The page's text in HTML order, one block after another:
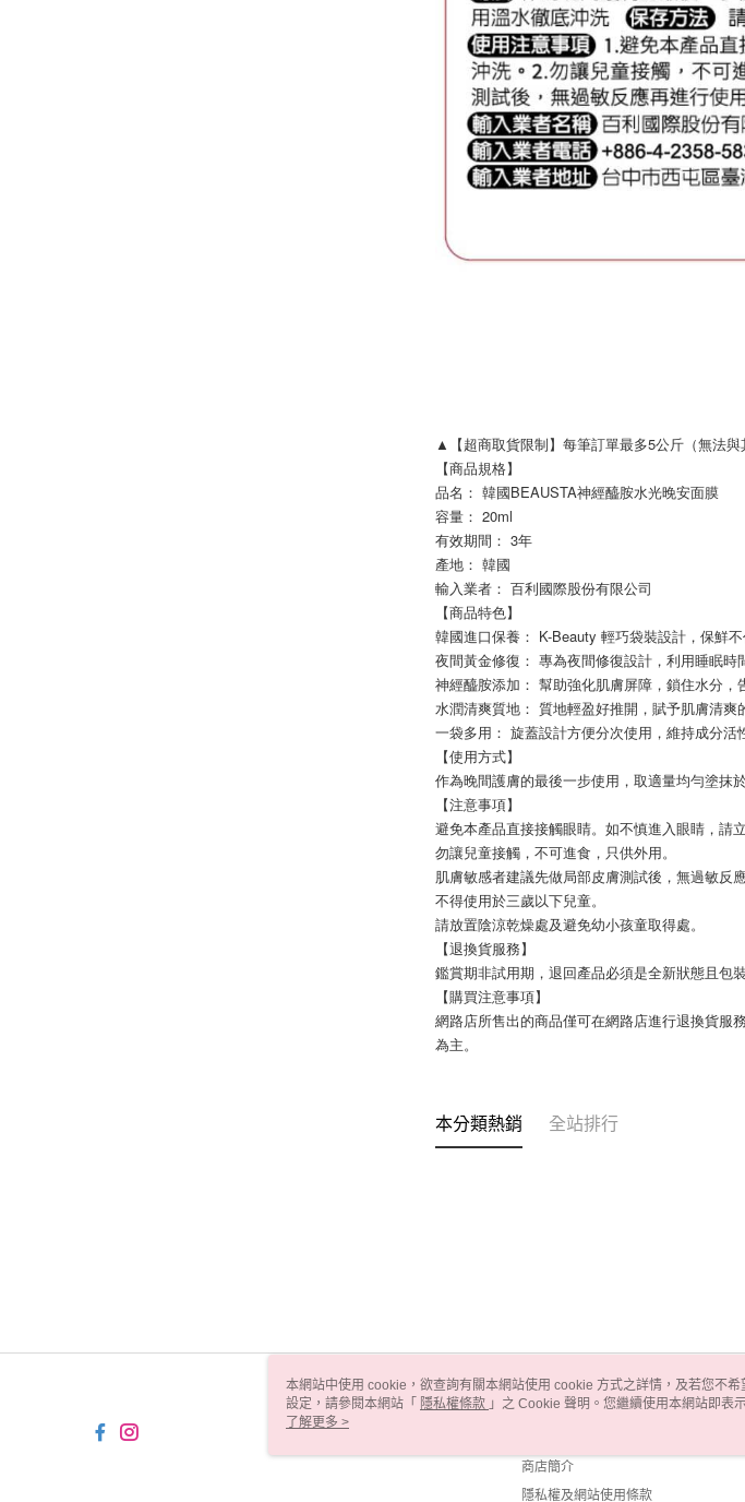
▲【超商取貨限制】每筆訂單最多5公斤（無法
【商品規格】
品名： 韓國BEAUSTA神經醯胺水光晚安面膜
容量： 20ml
有效期間： 3年
產地： 韓國
輸入業者： 百利國際股份有限公司
【商品特色】
韓國進口保養： K-Beauty 輕巧袋裝設計，保鮮不
夜間黃金修復： 專為夜間修復設計，利用睡眠時
神經醯胺添加： 幫助強化肌膚屏障，鎖住水分，
水潤清爽質地： 質地輕盈好推開，賦予肌膚清爽
一袋多用： 旋蓋設計方便分次使用，維持成分活
【使用方式】
作為晚間護膚的最後一步使用，取適量均勻塗抹
【注意事項】
避免本產品直接接觸眼睛。如不慎進入眼睛，請
勿讓兒童接觸，不可進食，只供外用。
肌膚敏感者建議先做局部皮膚測試後，無過敏反應
不得使用於三歲以下兒童。
請放置陰涼乾燥處及避免幼小孩童取得處。
【退換貨服務】
鑑賞期非試用期，退回產品必須是全新狀態且包
【購買注意事項】
網路店所售出的商品僅可在網路店進行退換貨服
為主。
本分類熱銷 全站排行
關於我們
商店簡介
隱私權及網站使用條款
本網站中使用 cookie，欲查詢有關本網站使用 cookie 方式之詳情，及若您不
設定，請參閱本網站「 隱私權條款 」之 Cookie 聲明。您繼續使用本網站即表
使用 cookie。
了解更多 >